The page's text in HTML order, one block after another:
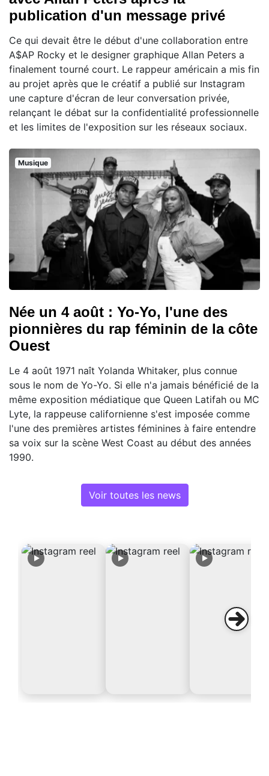
publication d'un message privé
Ce qui devait être le début d'une collaboration entre
A$AP Rocky et le designer graphique Allan Peters a
finalement tourné court. Le rappeur américain a mis fin
au projet après que le créatif a publié sur Instagram
une capture d'écran de leur conversation privée,
relançant le débat sur la confidentialité professionnelle
et les limites de l'exposition sur les réseaux sociaux.
Musique
Née un 4 août : Yo-Yo, l'une des
pionnières du rap féminin de la côte
Ouest
Le 4 août 1971 naît Yolanda Whitaker, plus connue
sous le nom de Yo-Yo. Si elle n'a jamais bénéficié de la
même exposition médiatique que Queen Latifah ou MC
Lyte, la rappeuse californienne s'est imposée comme
l'une des premières artistes féminines à faire entendre
sa voix sur la scène West Coast au début des années
1990.
Voir toutes les news